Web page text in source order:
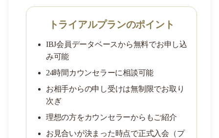
トライアルプランのポイント
IBJ会員データベースから無料でお申し込
み可能
24時間カウンセラーに相談可能
お相手からの申し受けは無制限でお取り
次ぎ
理想の方をカウンセラーからもご紹介
お見合いが決まった時点で正式入会（プ